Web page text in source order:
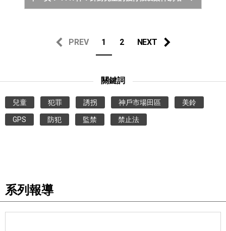
PREV 1 2 NEXT
關鍵詞
兒童 犯罪 誘拐 神戶市場田區 美鈴
GPS 防犯 監禁 禁止法
系列報導